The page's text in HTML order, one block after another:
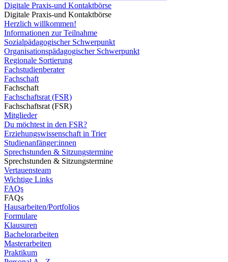
Digitale Praxis-und Kontaktbörse
Digitale Praxis-und Kontaktbörse
Herzlich willkommen!
Informationen zur Teilnahme
Sozialpädagogischer Schwerpunkt
Organisationspädagogischer Schwerpunkt
Regionale Sortierung
Fachstudienberater
Fachschaft
Fachschaft
Fachschaftsrat (FSR)
Fachschaftsrat (FSR)
Mitglieder
Du möchtest in den FSR?
Erziehungswissenschaft in Trier
Studienanfänger:innen
Sprechstunden & Sitzungstermine
Sprechstunden & Sitzungstermine
Vertauensteam
Wichtige Links
FAQs
FAQs
Hausarbeiten/Portfolios
Formulare
Klausuren
Bachelorarbeiten
Masterarbeiten
Praktikum